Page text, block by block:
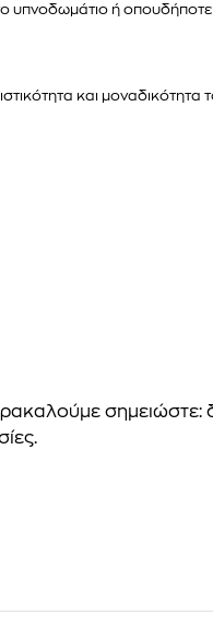
υπνοδωμάτιο ή
και μοναδικότητα